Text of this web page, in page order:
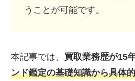
うことが可能です。
本記事では、 買取業務歴が15
ンド鑑定の基礎知識から具体